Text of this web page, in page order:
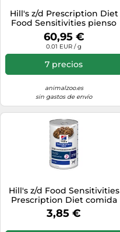
Hill's z/d Prescription Diet
Food Sensitivities pienso
para gatos - 6 kg
60,95 €
0.01 EUR / g
7 precios
animalzoo.es
sin gastos de envío
Hill's z/d Food Sensitivities
Prescription Diet comida
húmeda - 12 x 370 g
3,85 €